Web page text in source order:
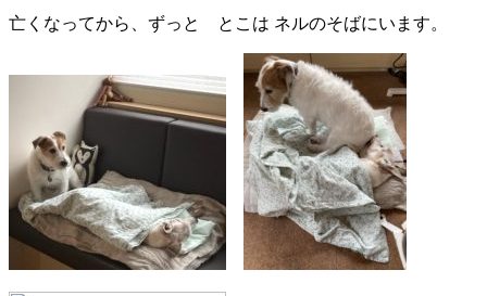
亡くなってから、ずっと とこは ネルのそばにいます。